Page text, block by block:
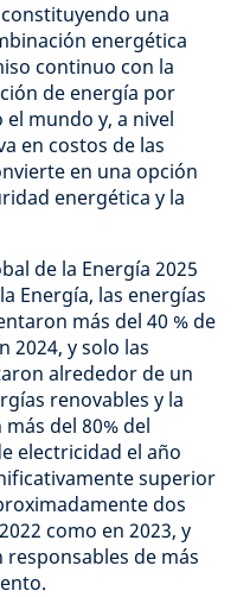
una
energética
continuo con la
de energía por
mundo y, a nivel
en costos de las
en una opción
energética y la
de la Energía 2025
Energía, las energías
más del 40 % de
2024, y solo las
alrededor de un
renovables y la
del 80% del
electricidad el año
superior
dos
como en 2023, y
de más